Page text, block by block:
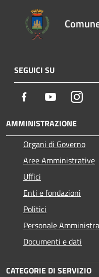
SEGUICI SU
Facebook Youtube
AMMINISTRAZIONE
Organi di Governo
Aree Amministrative
Uffici
Enti e fondazioni
Politici
Personale
Documenti e dati
CATEGORIE DI SERVIZIO